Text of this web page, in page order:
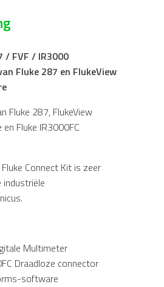
/ FVF / IR3000
Fluke 287 en FlukeView
Fluke 287, FlukeView
Fluke IR3000FC
Connect Kit is zeer
Multimeter
Draadloze connector
software